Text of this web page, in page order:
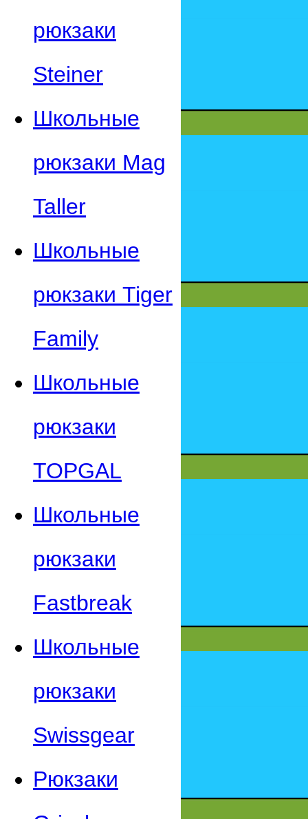
рюкзаки
Steiner
Школьные
рюкзаки Mag
Taller
Школьные
рюкзаки Tiger
Family
Школьные
рюкзаки
TOPGAL
Школьные
рюкзаки
Fastbreak
Школьные
рюкзаки
Swissgear
Рюкзаки